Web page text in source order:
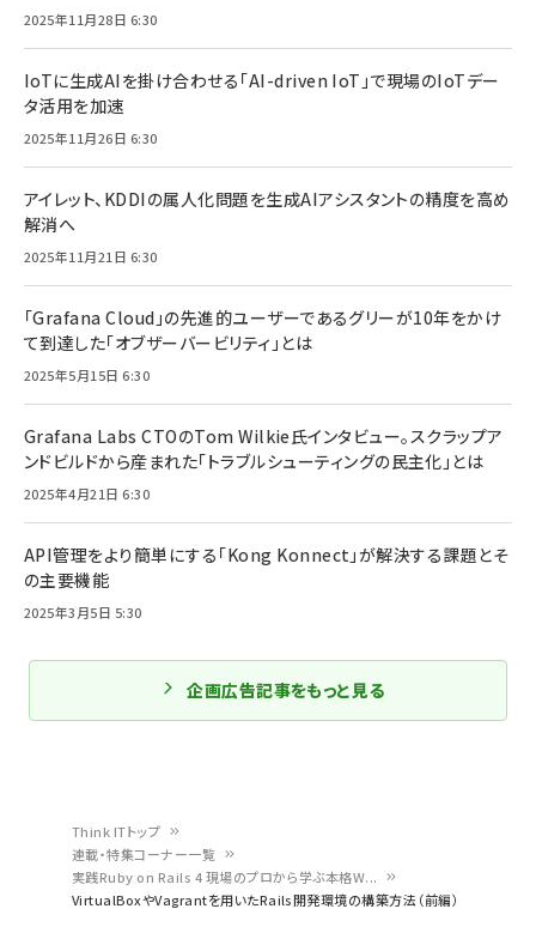
Think ITトップ
連載・特集コーナー一覧
実践Ruby on Rails 4 現場のプロから学ぶ本格W...
VirtualBoxやVagrantを用いたRails開発環境の構築方法（前編）
2025年11月28日 6:30
IoTに生成AIを掛け合わせる「AI-driven IoT」で現場のIoTデー
タ活用を加速
2025年11月26日 6:30
アイレット、KDDIの属人化問題を生成AIアシスタントの精度を高め
解消へ
2025年11月21日 6:30
「Grafana Cloud」の先進的ユーザーであるグリーが10年をかけ
て到達した「オブザーバービリティ」とは
2025年5月15日 6:30
Grafana Labs CTOのTom Wilkie氏インタビュー。スクラップア
ンドビルドから産まれた「トラブルシューティングの民主化」とは
2025年4月21日 6:30
API管理をより簡単にする「Kong Konnect」が解決する課題とそ
の主要機能
2025年3月5日 5:30
企画広告記事をもっと見る